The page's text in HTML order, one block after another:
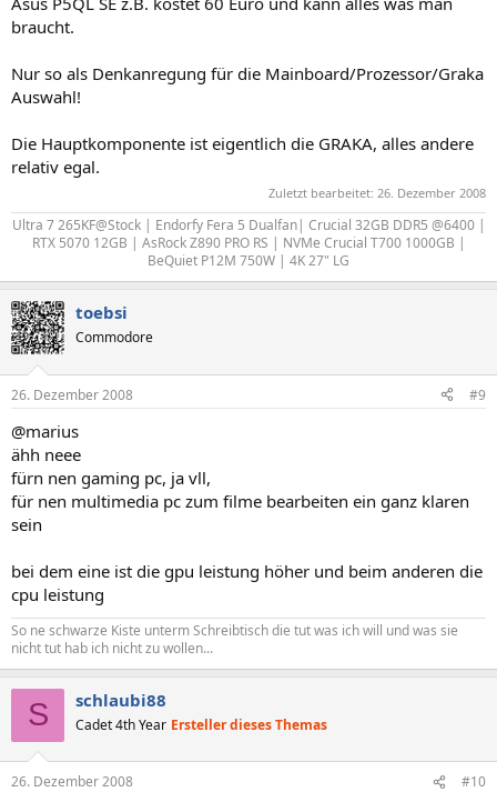
braucht.
Nur so als Denkanregung für die Mainboard/Prozessor/Graka
Auswahl!
Die Hauptkomponente ist eigentlich die GRAKA, alles andere
relativ egal.
Zuletzt bearbeitet: 26. Dezember 2008
Ultra 7 265KF@Stock | Endorfy Fera 5 Dualfan| Crucial 32GB DDR5 @6400 |
RTX 5070 12GB | AsRock Z890 PRO RS | NVMe Crucial T700 1000GB |
BeQuiet P12M 750W | 4K 27" LG​
toebsi
Commodore
26. Dezember 2008 #9
@marius
ähh neee
fürn nen gaming pc, ja vll,
für nen multimedia pc zum filme bearbeiten ein ganz klaren
sein
bei dem eine ist die gpu leistung höher und beim anderen die
cpu leistung
So ne schwarze Kiste unterm Schreibtisch die tut was ich will und was sie
nicht tut hab ich nicht zu wollen...
S schlaubi88
Cadet 4th Year Ersteller dieses Themas
26. Dezember 2008 #10